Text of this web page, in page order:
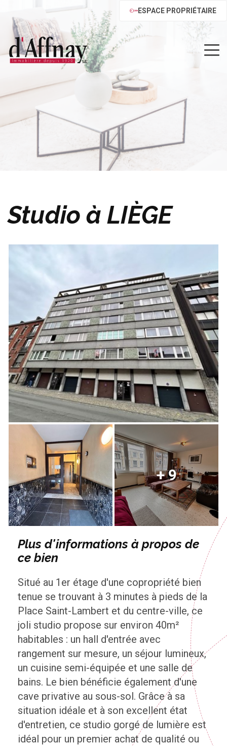
ESPACE PROPRIÉTAIRE
Studio à LIÈGE
+ 9
Plus d'informations à propos de
ce bien
Situé au 1er étage d'une copropriété bien
tenue se trouvant à 3 minutes à pieds de la
Place Saint-Lambert et du centre-ville, ce
joli studio propose sur environ 40m²
habitables : un hall d'entrée avec
rangement sur mesure, un séjour lumineux,
un cuisine semi-équipée et une salle de
bains. Le bien bénéficie également d'une
cave privative au sous-sol. Grâce à sa
situation idéale et à son excellent état
d'entretien, ce studio gorgé de lumière est
idéal pour un premier achat de qualité ou